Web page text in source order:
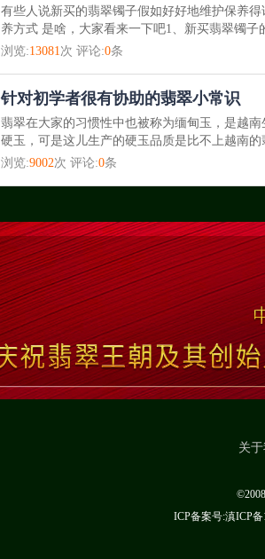
有些人说新买的翡翠镯子假如好好地维护保养
养方式 是啥，大家看来一下吧1、新买翡翠镯
浏览:13081次 评论:0条
针对初学者很有协助的翡翠小常识
翡翠在大家的习惯性中也被称为缅甸玉，是越
硬玉，可是这儿生产的硬玉品质是比不上越南
浏览:9002次 评论:0条
关
ICP备案号:滇ICP备